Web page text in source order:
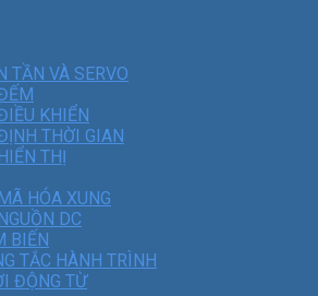
TẦN VÀ SERVO
KHIỂN
THỜI GIAN
THỊ
HÓA XUNG
DC
BIẾN
TẮC HÀNH TRÌNH
ĐỘNG TỪ